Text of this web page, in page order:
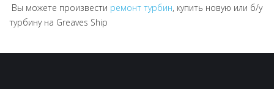
Вы можете произвести ремонт турбин, купить новую или б/у
турбину на Greaves Ship